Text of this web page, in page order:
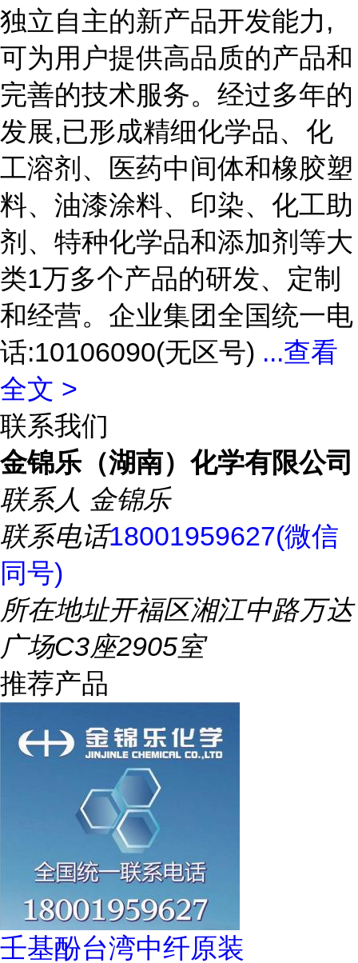
独立自主的新产品开发能力,
可为用户提供高品质的产品和
完善的技术服务。经过多年的
发展,已形成精细化学品、化
工溶剂、医药中间体和橡胶塑
料、油漆涂料、印染、化工助
剂、特种化学品和添加剂等大
类1万多个产品的研发、定制
和经营。企业集团全国统一电
话:10106090(无区号) ...查看
全文 >
联系我们
金锦乐（湖南）化学有限公司
联系人 金锦乐
联系电话18001959627(微信
同号)
所在地址开福区湘江中路万达
广场C3座2905室
推荐产品
壬基酚台湾中纤原装